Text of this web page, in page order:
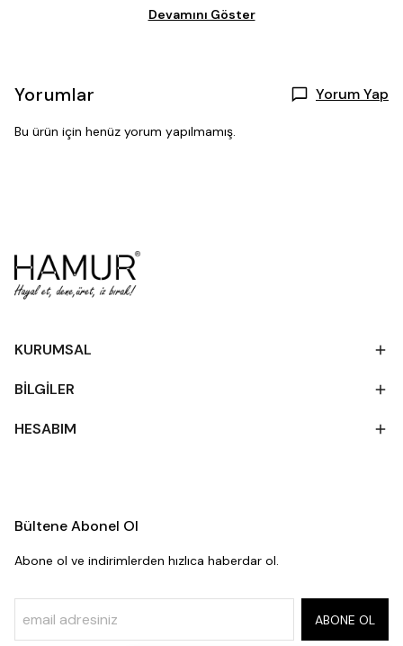
Devamını Göster
Yorumlar Yorum Yap
Bu ürün için henüz yorum yapılmamış.
KURUMSAL
BİLGİLER
HESABIM
Bültene Abonel Ol
Abone ol ve indirimlerden hızlıca haberdar ol.
ABONE OL